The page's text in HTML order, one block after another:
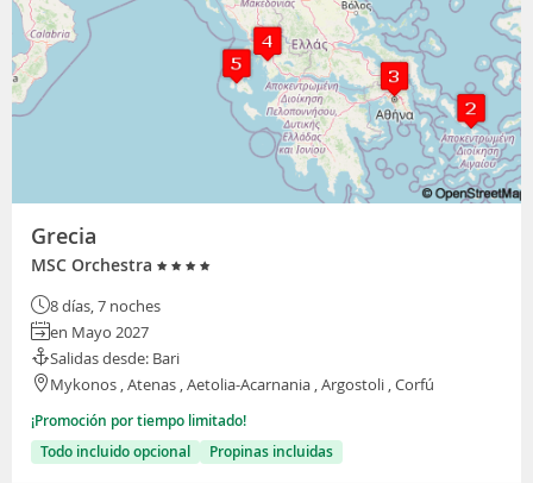
Grecia
MSC Orchestra
8 días, 7 noches
en Mayo 2027
Salidas desde: Bari
Mykonos , Atenas , Aetolia-Acarnania , Argostoli , Corfú
¡Promoción por tiempo limitado!
Todo incluido opcional
Propinas incluidas